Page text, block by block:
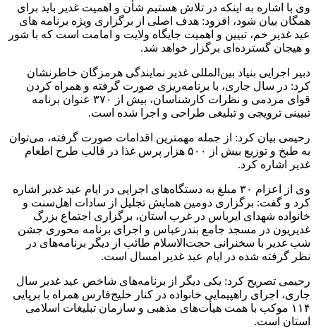
وی با اشاره به اینکه در تلاش هستیم شأن و اهمیت غدیر باید برای
همگان بیان شود، افزود: هدف اصلی از برگزاری ویژه برنامه های
عید غدیر خم، تبیین و اهمیت جایگاه ولایت و امامت است که با شور
و هیجان گسترده‌ای برگزار خواهد شد.
دبیر اجرایی بنیاد بین‌المللی غدیر نمایندگی هرمزگان خاطرنشان
کرد: در سال جاری، با برنامه‌ریزی صورت گرفته و همراه کردن
قوای مردمی و نظرات کارشناسان، بیش از ۳۷۰ عنوان برنامه
تبیینی ترویجی و تبلیغی طراحی و اجرا شده است.
رحیمی بیان کرد: از جمله مهمترین اقدامات صورت گرفته، می‌توان
به طبخ و توزیع بیش از ۵۰۰ هزار پرس غذا در قالب طرح اطعام
غدیر اشاره کرد.
وی از اعزام ۳۰ مبلغ به دستگاه‌های اجرایی در ایام عید غدیر اشاره
کرد و گفت: برگزاری دومین همایش تجلیل از سادات اهل‌سنت و
خانواده شهدای ایرباس در غرب استان، برگزاری اجتماع بزرگ
غدیریون در مسجد جامع بندرعباس و اجرای برنامه محوری جشن
شب غدیر با سخنرانی حجت‌الاسلام طائب از دیگر برنامه‌های در
نظر گرفته شده در ایام عید غدیر امسال است.
رحیمی تصریح کرد: یکی دیگر از برنامه‌های شاخص عید غدیر سال
جاری، اجرای راهپیمایی خانواده در کنار خلیج‌فارس همراه با برپایی
۱۱۴ موکب با همت هیأت‌های مذهبی و سازمان تبلیغات اسلامی
استان است.